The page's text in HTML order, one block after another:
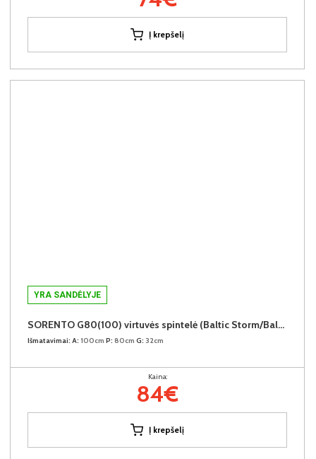
Į krepšelį
YRA SANDĖLYJE
SORENTO G80(100) virtuvės spintelė (Baltic Storm/Baltic Storm)
Išmatavimai: A: 100cm P: 80cm G: 32cm
Kaina:
84€
Į krepšelį